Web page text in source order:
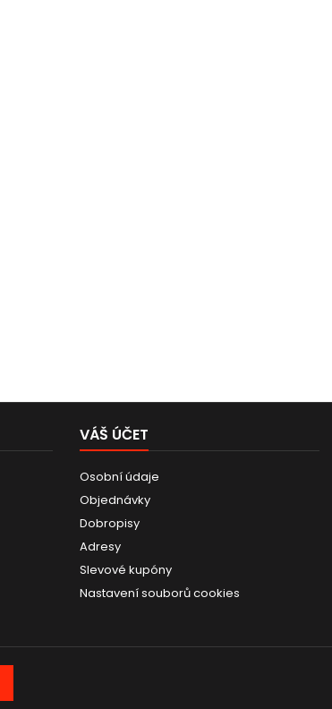
VÁŠ ÚČET
Osobní údaje
Objednávky
Dobropisy
Adresy
Slevové kupóny
Nastavení souborů cookies